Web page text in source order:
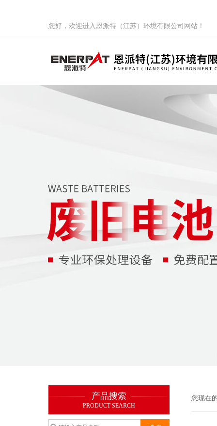
您好，欢迎进入恩派特（江苏）环境有限公司网站！
产品搜索
PRODUCT SEARCH
您现在